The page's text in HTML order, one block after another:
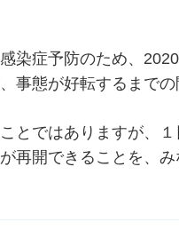
染症予防のため、
事態が好転するまで
とではありますが、
再開できることを、